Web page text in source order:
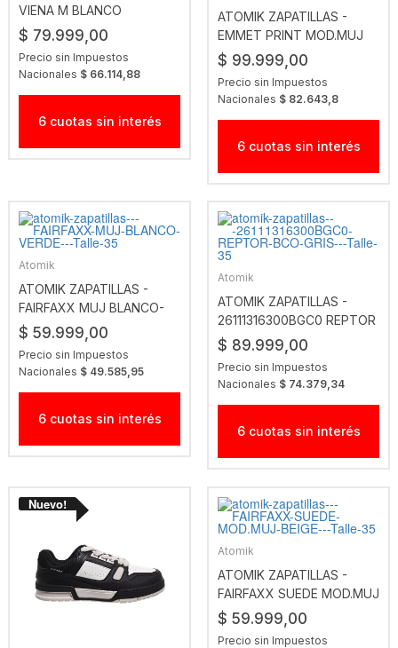
VIENA M BLANCO
$ 79.999,00
Precio sin Impuestos
Nacionales $ 66.114,88
6 cuotas sin interés
ATOMIK ZAPATILLAS -
EMMET PRINT MOD.MUJ
CHOCOLATE
$ 99.999,00
Precio sin Impuestos
Nacionales $ 82.643,8
6 cuotas sin interés
Atomik
ATOMIK ZAPATILLAS -
FAIRFAXX MUJ BLANCO-
VERDE
$ 59.999,00
Precio sin Impuestos
Nacionales $ 49.585,95
6 cuotas sin interés
Atomik
ATOMIK ZAPATILLAS -
26111316300BGC0 REPTOR
BCO-GRIS
$ 89.999,00
Precio sin Impuestos
Nacionales $ 74.379,34
6 cuotas sin interés
Atomik
ATOMIK ZAPATILLAS -
FAIRFAXX SUEDE MOD.MUJ
BEIGE
$ 59.999,00
Precio sin Impuestos